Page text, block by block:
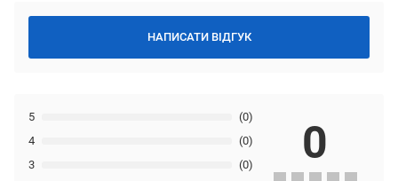
НАПИСАТИ ВІДГУК
3 (0)
4 (0)
5 (0)
0